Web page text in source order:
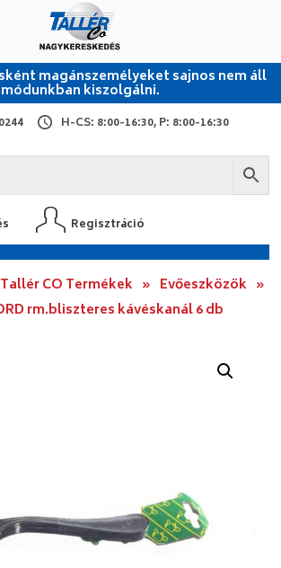
magánszemélyeket sajnos nem áll
módunkban kiszolgálni.
H-CS: 8:00-16:30, P: 8:00-16:30
Regisztráció
Tallér CO Termékek » Evőeszközök »
rm.bliszteres kávéskanál 6 db